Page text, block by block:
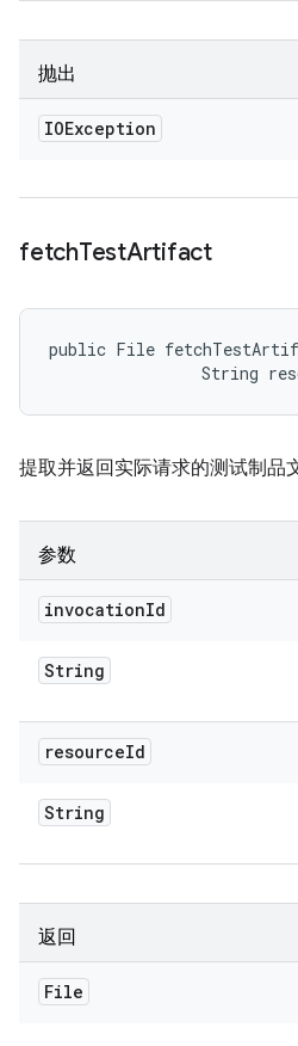
抛出
IOException
fetchTestArtifact
public File
String
提取并返回实际请求的测试制品
参数
invocationId
String
resourceId
String
返回
File